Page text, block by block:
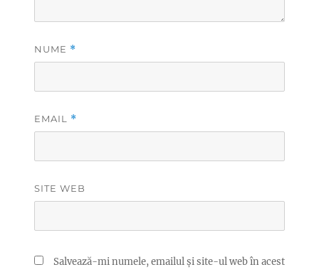
NUME *
EMAIL *
SITE WEB
Salvează-mi numele, emailul și site-ul web în acest